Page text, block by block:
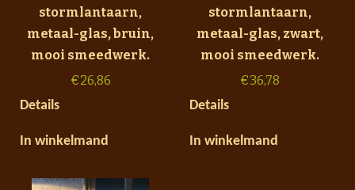
stormlantaarn,
metaal-glas, bruin,
mooi smeedwerk.
€26,86
Details
In winkelmand
stormlantaarn,
metaal-glas, zwart,
mooi smeedwerk.
€36,78
Details
In winkelmand